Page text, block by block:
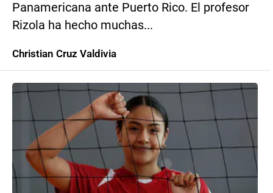
Panamericana ante Puerto Rico. El profesor
Rizola ha hecho muchas...
Christian Cruz Valdivia